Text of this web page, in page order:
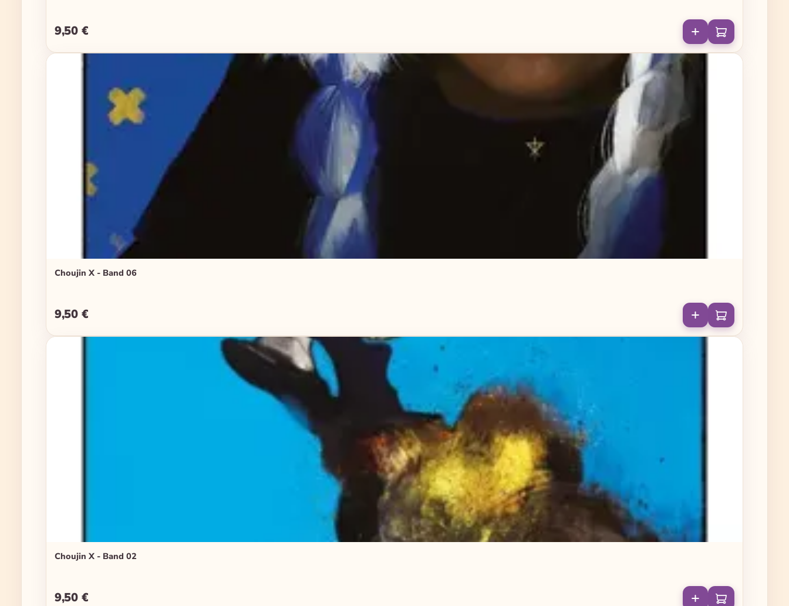
Regulärer Preis:
9,50 €
Choujin X - Band 06
Regulärer Preis:
9,50 €
Choujin X - Band 02
Regulärer Preis:
9,50 €